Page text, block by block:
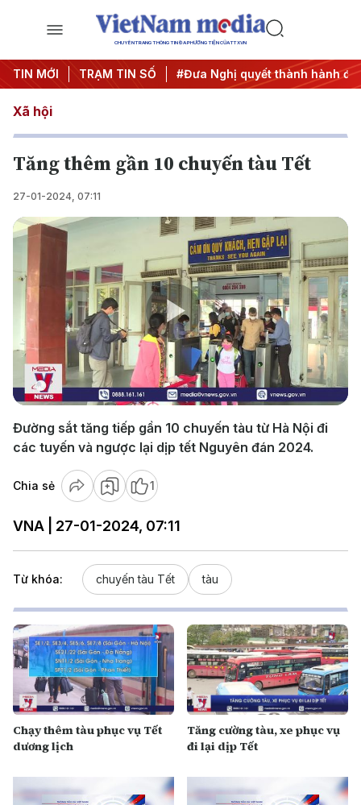
CHUYÊN TRANG THÔNG TIN ĐA PHƯƠNG TIỆN CỦA TTXVN
TIN MỚI TRẠM TIN SỐ
ương 3 #APEC 2027 #Đưa Nghị quyết thành hành động
Xã hội
Tăng thêm gần 10 chuyến tàu Tết
27-01-2024, 07:11
Play
Video
Đường sắt tăng tiếp gần 10 chuyến tàu từ Hà Nội đi
các tuyến và ngược lại dịp tết Nguyên đán 2024.
Chia sẻ 1
VNA | 27-01-2024, 07:11
Từ khóa: chuyến tàu Tết tàu
Chạy thêm tàu phục vụ Tết
dương lịch
Tăng cường tàu, xe phục vụ
đi lại dịp Tết